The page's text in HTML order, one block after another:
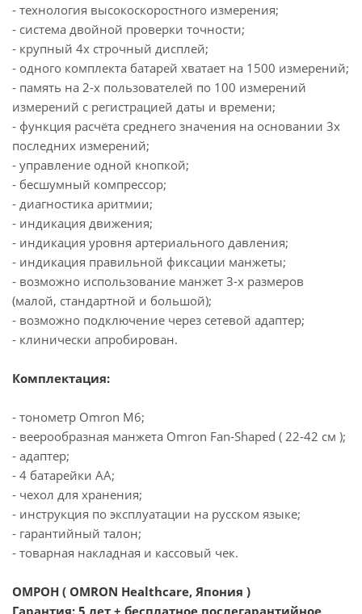
- технология высокоскоростного измерения;
- система двойной проверки точности;
- крупный 4х строчный дисплей;
- одного комплекта батарей хватает на 1500 измерений;
- память на 2-х пользователей по 100 измерений
измерений с регистрацией даты и времени;
- функция расчёта среднего значения на основании 3х
последних измерений;
- управление одной кнопкой;
- бесшумный компрессор;
- диагностика аритмии;
- индикация движения;
- индикация уровня артериального давления;
- индикация правильной фиксации манжеты;
- возможно использование манжет 3-х размеров
(малой, стандартной и большой);
- возможно подключение через сетевой адаптер;
- клинически апробирован.
Комплектация:
- тонометр Omron M6;
- веерообразная манжета Omron Fan-Shaped ( 22-42 см );
- адаптер;
- 4 батарейки АА;
- чехол для хранения;
- инструкция по эксплуатации на русском языке;
- гарантийный талон;
- товарная накладная и кассовый чек.
ОМРОН ( OMRON Healthcare, Япония )
Гарантия: 5 лет + бесплатное послегарантийное